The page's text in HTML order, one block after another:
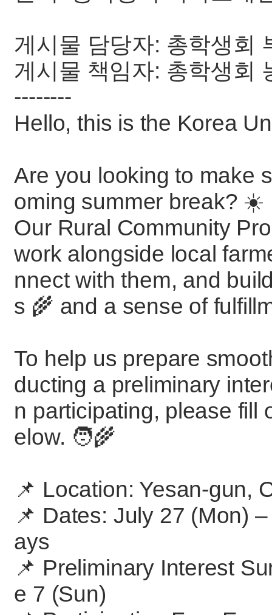
게시물 담당자: 총학생회
게시물 책임자: 총학생회
--------
Hello, this is the Korea
Are you looking to make
oming summer break? ☀️
Our Rural Community
work alongside local
nnect with them, and
s 🌾 and a sense of
To help us prepare
ducting a preliminary
n participating, please fill
elow. 🧑‍🌾
📌 Location: Yesan-gun,
📌 Dates: July 27 (Mon)
ays
📌 Preliminary Interest
e 7 (Sun)